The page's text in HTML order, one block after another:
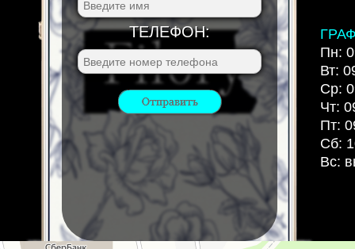
ТЕЛЕФОН:
Пн:
Вт:
Ср:
Чт:
Пт:
Сб:
Вс: